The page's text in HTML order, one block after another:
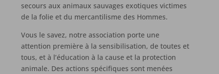
secours aux animaux sauvages exotiques victimes
de la folie et du mercantilisme des Hommes.
Vous le savez, notre association porte une
attention première à la sensibilisation, de toutes et
tous, et à l’éducation à la cause et la protection
animale. Des actions spécifiques sont menées